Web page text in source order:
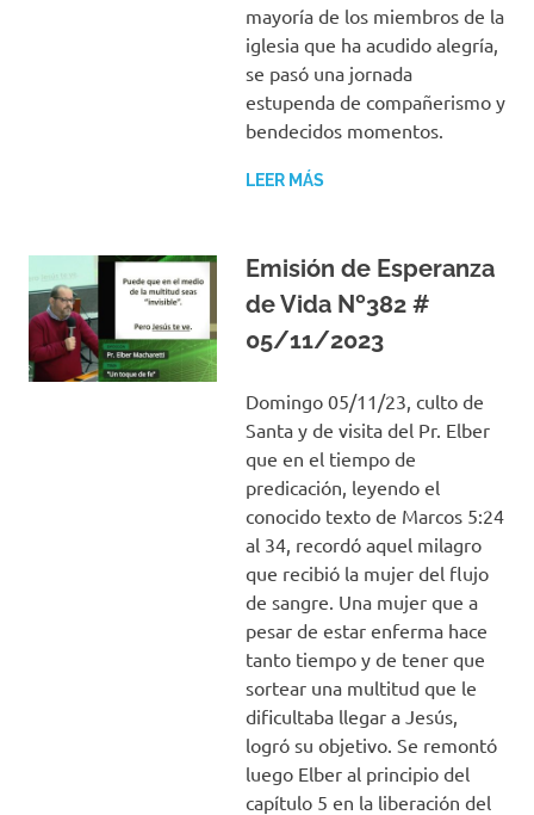
mayoría de los miembros de la
iglesia que ha acudido alegría,
se pasó una jornada
estupenda de compañerismo y
bendecidos momentos.
LEER MÁS
Emisión de Esperanza
de Vida Nº382 #
05/11/2023
Domingo 05/11/23, culto de
Santa y de visita del Pr. Elber
que en el tiempo de
predicación, leyendo el
conocido texto de Marcos 5:24
al 34, recordó aquel milagro
que recibió la mujer del flujo
de sangre. Una mujer que a
pesar de estar enferma hace
tanto tiempo y de tener que
sortear una multitud que le
dificultaba llegar a Jesús,
logró su objetivo. Se remontó
luego Elber al principio del
capítulo 5 en la liberación del